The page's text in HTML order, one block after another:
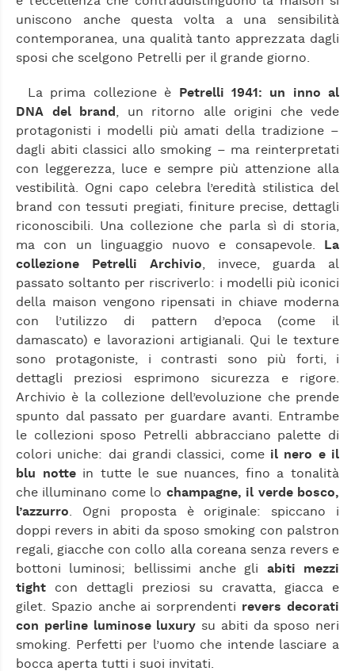
uniscono anche questa volta a una sensibilità
contemporanea, una qualità tanto apprezzata dagli
sposi che scelgono Petrelli per il grande giorno.
La prima collezione è
Petrelli 1941: un inno al
DNA del brand
, un ritorno alle origini che vede
protagonisti i modelli più amati della tradizione –
dagli abiti classici allo smoking – ma reinterpretati
con leggerezza, luce e sempre più attenzione alla
vestibilità. Ogni capo celebra l’eredità stilistica del
brand con tessuti pregiati, finiture precise, dettagli
riconoscibili. Una collezione che parla sì di storia,
ma con un linguaggio nuovo e consapevole.
La
collezione Petrelli Archivio , invece, guarda al
passato soltanto per riscriverlo: i modelli più iconici
della maison vengono ripensati in chiave moderna
con l’utilizzo di pattern d’epoca (come il
damascato) e lavorazioni artigianali. Qui le texture
sono protagoniste, i contrasti sono più forti, i
dettagli preziosi esprimono sicurezza e rigore.
Archivio è la collezione dell’evoluzione che prende
spunto dal passato per guardare avanti. Entrambe
le collezioni sposo Petrelli abbracciano palette di
colori uniche: dai grandi classici, come il nero e il
blu nottein tutte le sue nuances, fino a tonalità
che illuminano come lo champagne, il verde bosco,
l’azzurro . Ogni proposta è originale: spiccano i
doppi revers in abiti da sposo smoking con palstron
regali, giacche con collo alla coreana senza revers e
bottoni luminosi; bellissimi anche gli abiti mezzi
tight con dettagli preziosi su cravatta, giacca e
gilet. Spazio anche ai sorprendenti revers decorati
con perline luminose luxury su abiti da sposo neri
smoking. Perfetti per l’uomo che intende lasciare a
bocca aperta tutti i suoi invitati.